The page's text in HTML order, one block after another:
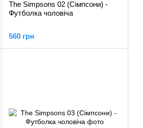
The Simpsons 02 (Сімпсони) -
Футболка чоловіча
560 грн